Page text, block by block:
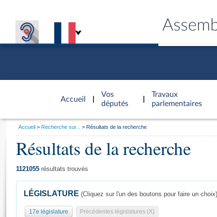
Accueil
d'accueil
Vos
députés
Travaux
parlementaires
Général
Vous
Accueil Recherche sur... Résultats de la recherche
Résultats de la recherche
1121055 résultats trouvés
LÉGISLATURE (Cliquez sur l'un des boutons pour faire un choix)
17e législature Précédentes législatures (X)